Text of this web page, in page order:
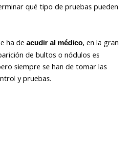
qué tipo de pruebas pueden
ha de acudir al médico, en la gran
de bultos o nódulos es
siempre se han de tomar las
y pruebas.